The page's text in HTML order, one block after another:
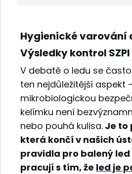
Hygienické varování
Výsledky kontrol SZPI
V debatě o ledu se
ten nejdůležitější aspekt
mikrobiologickou
kelímku není
nebo pouhá kulisa. Je to
která končí v našich
pravidla pro balený led
pracují s tím, že led je